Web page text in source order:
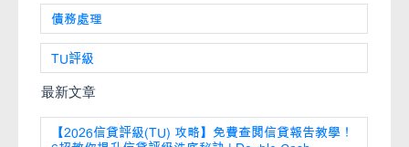
債務處理
TU評級
最新文章
【2026信貸評級(TU) 攻略】免費查閱信貸報告教學！